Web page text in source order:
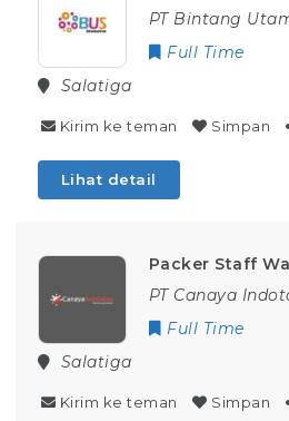
PT Bintang
Full Time
Salatiga
Kirim ke teman Simpan
Lihat detail
Packer Staff
PT Canaya
Full Time
Salatiga
Kirim ke teman Simpan